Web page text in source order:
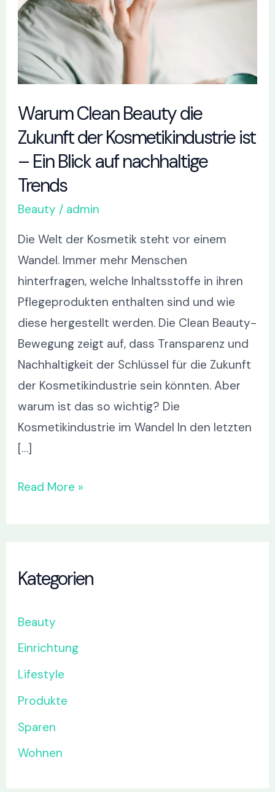
Warum Clean Beauty die
Zukunft der Kosmetikindustrie ist
– Ein Blick auf nachhaltige
Trends
Beauty / admin
Die Welt der Kosmetik steht vor einem
Wandel. Immer mehr Menschen
hinterfragen, welche Inhaltsstoffe in ihren
Pflegeprodukten enthalten sind und wie
diese hergestellt werden. Die Clean Beauty-
Bewegung zeigt auf, dass Transparenz und
Nachhaltigkeit der Schlüssel für die Zukunft
der Kosmetikindustrie sein könnten. Aber
warum ist das so wichtig? Die
Kosmetikindustrie im Wandel In den letzten
[…]
Zukunft
der
Kosmetikindustrie
ist
Ein
Blick
auf
nachhaltige
Trends
Read More »
Kategorien
Beauty
Einrichtung
Lifestyle
Produkte
Sparen
Wohnen